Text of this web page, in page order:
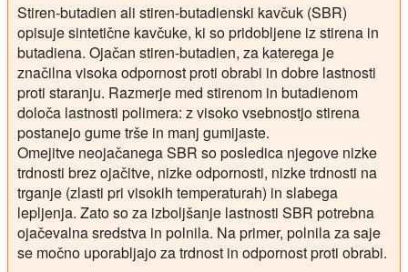
Stiren-butadien ali stiren-butadienski kavčuk (SBR)
opisuje sintetične kavčuke, ki so pridobljene iz stirena in
butadiena. Ojačan stiren-butadien, za katerega je
značilna visoka odpornost proti obrabi in dobre lastnosti
proti staranju. Razmerje med stirenom in butadienom
določa lastnosti polimera: z visoko vsebnostjo stirena
postanejo gume trše in manj gumijaste.
Omejitve neojačanega SBR so posledica njegove nizke
trdnosti brez ojačitve, nizke odpornosti, nizke trdnosti na
trganje (zlasti pri visokih temperaturah) in slabega
lepljenja. Zato so za izboljšanje lastnosti SBR potrebna
ojačevalna sredstva in polnila. Na primer, polnila za saje
se močno uporabljajo za trdnost in odpornost proti obrabi.